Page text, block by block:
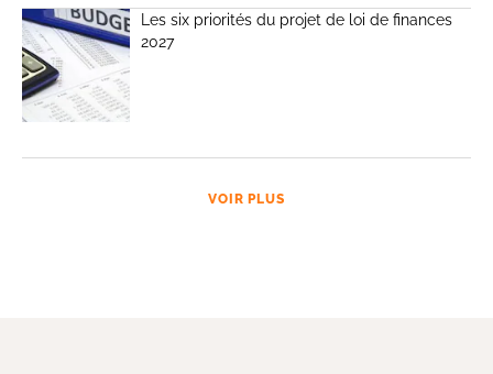
Les six priorités du projet de loi de finances
2027
VOIR PLUS